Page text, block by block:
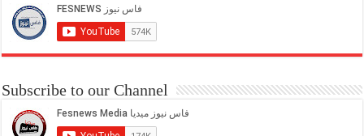
Subscribe to our Channel